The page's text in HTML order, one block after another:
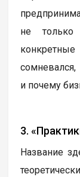
не
и почему
3.
Название